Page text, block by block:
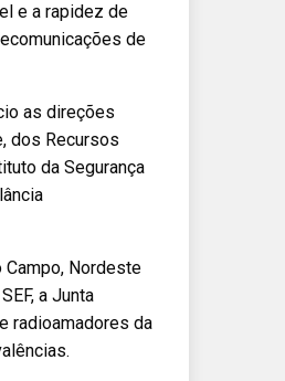
e a rapidez de
de
as direções
dos Recursos
da Segurança
Campo, Nordeste
a Junta
radioamadores da